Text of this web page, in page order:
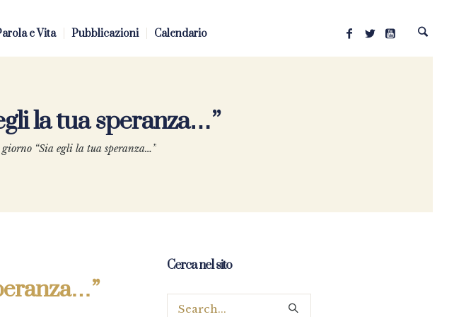
e Vita Pubblicazioni Calendario
la tua speranza…”
“Sia egli la tua speranza…”
Cerca nel sito